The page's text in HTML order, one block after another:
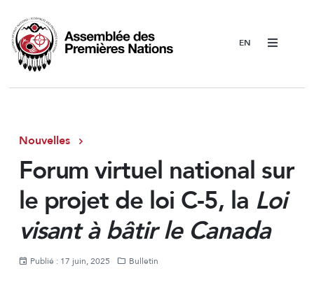
Menu
Nouvelles
Forum virtuel national sur
le projet de loi C-5, la Loi
visant à bâtir le Canada
Publié : 17 juin, 2025 Bulletin